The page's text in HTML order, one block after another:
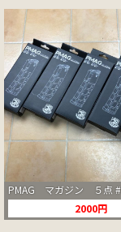
PMAG マガジン ５点
2000円